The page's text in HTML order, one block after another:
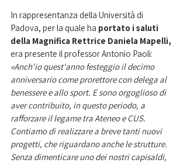
In rappresentanza della Università di
Padova, per la quale ha portato i saluti
della Magnifica Rettrice Daniela Mapelli,
era presente il professor Antonio Paoli:
«Anch'io quest'anno festeggio il decimo
anniversario come prorettore con delega al
benessere e allo sport. E sono orgoglioso di
aver contribuito, in questo periodo, a
rafforzare il legame tra Ateneo e CUS.
Contiamo di realizzare a breve tanti nuovi
progetti, che riguardano anche le strutture.
Senza dimenticare uno dei nostri capisaldi,